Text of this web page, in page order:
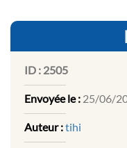
ID : 2505
Envoyée le : 25/06/
Auteur :tihi